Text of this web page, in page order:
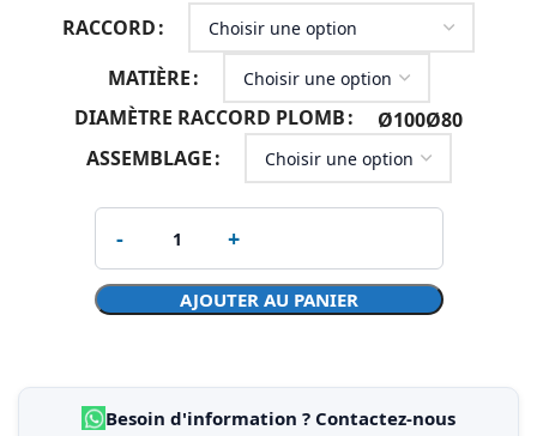
RACCORD
MATIÈRE
DIAMÈTRE RACCORD PLOMB
Ø100Ø80
ASSEMBLAGE
AJOUTER AU PANIER
Besoin d'information ? Contactez-nous